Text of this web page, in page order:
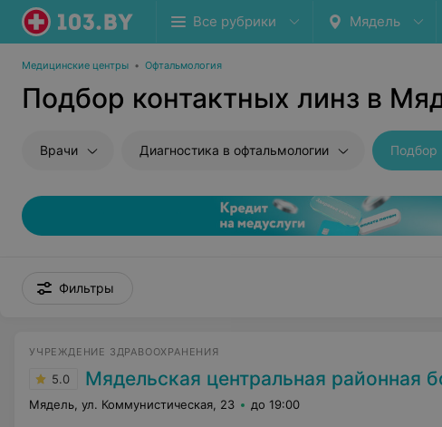
Все рубрики Мядель
Медицинские центры • Офтальмология
Подбор контактных линз в
Врачи Диагностика в офтальмологии Подбор
Фильтры
УЧРЕЖДЕНИЕ ЗДРАВООХРАНЕНИЯ
5.0 Мядельская центральная районная
Мядель, ул. Коммунистическая, 23 до 19:00